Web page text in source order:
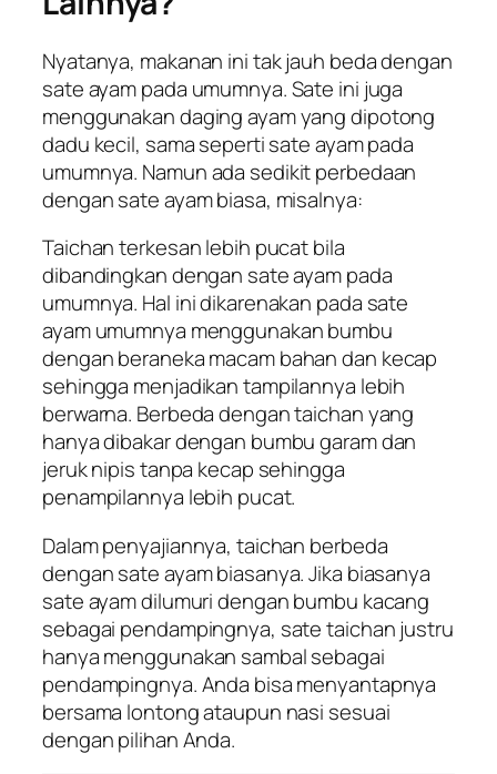
Nyatanya, makanan ini tak jauh beda dengan
sate ayam pada umumnya. Sate ini juga
menggunakan daging ayam yang dipotong
dadu kecil, sama seperti sate ayam pada
umumnya. Namun ada sedikit perbedaan
dengan sate ayam biasa, misalnya:
Taichan terkesan lebih pucat bila
dibandingkan dengan sate ayam pada
umumnya. Hal ini dikarenakan pada sate
ayam umumnya menggunakan bumbu
dengan beraneka macam bahan dan kecap
sehingga menjadikan tampilannya lebih
berwarna. Berbeda dengan taichan yang
hanya dibakar dengan bumbu garam dan
jeruk nipis tanpa kecap sehingga
penampilannya lebih pucat.
Dalam penyajiannya, taichan berbeda
dengan sate ayam biasanya. Jika biasanya
sate ayam dilumuri dengan bumbu kacang
sebagai pendampingnya, sate taichan justru
hanya menggunakan sambal sebagai
pendampingnya. Anda bisa menyantapnya
bersama lontong ataupun nasi sesuai
dengan pilihan Anda.